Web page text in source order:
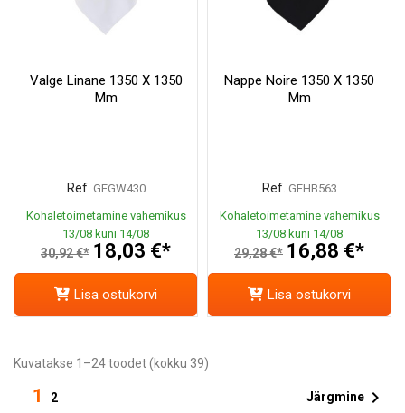
Valge Linane 1350 X 1350
Mm
Ref. GEGW430
Kohaletoimetamine vahemikus
13/08 kuni 14/08
30,92 €* 18,03 €*
Lisa ostukorvi
Nappe Noire 1350 X 1350
Mm
Ref. GEHB563
Kohaletoimetamine vahemikus
13/08 kuni 14/08
29,28 €* 16,88 €*
Lisa ostukorvi
Kuvatakse 1–24 toodet (kokku 39)
1 2 Järgmine 